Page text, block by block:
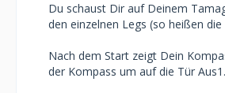
Du schaust Dir auf Deinem
den einzelnen Legs (so heißen
Nach dem Start zeigt Dein
der Kompass um auf die Tür